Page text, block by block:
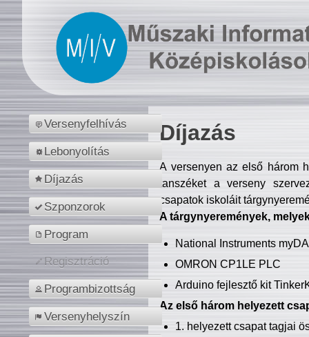
Versenyfelhívás
Lebonyolítás
Díjazás
Szponzorok
Program
Regisztráció
Programbizottság
Versenyhelyszín
Díjazás
A versenyen az első három
tanszéket a verseny
csapatok iskoláit
A tárgynyeremények,
National Instruments
OMRON CP1LE PLC
Arduino fejlesztő kit
Az első három helyezett
1. helyezett csapat tagjai